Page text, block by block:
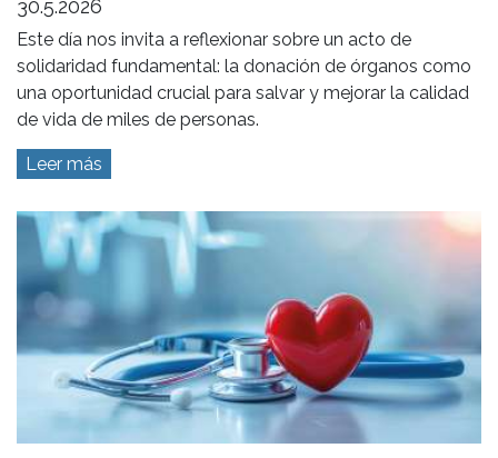
30.5.2026
Este día nos invita a reflexionar sobre un acto de
solidaridad fundamental: la donación de órganos como
una oportunidad crucial para salvar y mejorar la calidad
de vida de miles de personas.
Leer más